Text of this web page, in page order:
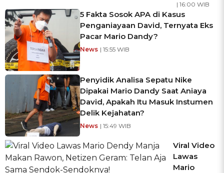
| 16:00 WIB
5 Fakta Sosok APA di Kasus
Penganiayaan David, Ternyata Eks
Pacar Mario Dandy?
News | 15:55 WIB
Penyidik Analisa Sepatu Nike
Dipakai Mario Dandy Saat Aniaya
David, Apakah Itu Masuk Instumen
Delik Kejahatan?
News | 15:49 WIB
Viral Video
Lawas
Mario